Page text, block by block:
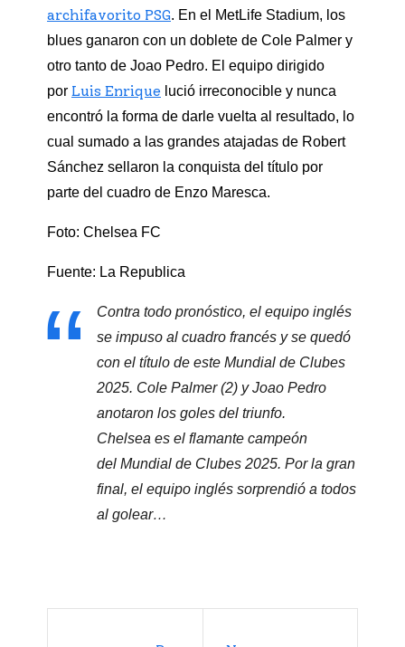
archifavorito PSG. En el MetLife Stadium, los
blues ganaron con un doblete de Cole Palmer y
otro tanto de Joao Pedro. El equipo dirigido
por Luis Enrique lució irreconocible y nunca
encontró la forma de darle vuelta al resultado, lo
cual sumado a las grandes atajadas de Robert
Sánchez sellaron la conquista del título por
parte del cuadro de Enzo Maresca.
Foto: Chelsea FC
Fuente: La Republica
Contra todo pronóstico, el equipo inglés
se impuso al cuadro francés y se quedó
con el título de este Mundial de Clubes
2025. Cole Palmer (2) y Joao Pedro
anotaron los goles del triunfo.
Chelsea es el flamante campeón
del Mundial de Clubes 2025. Por la gran
final, el equipo inglés sorprendió a todos
al golear…